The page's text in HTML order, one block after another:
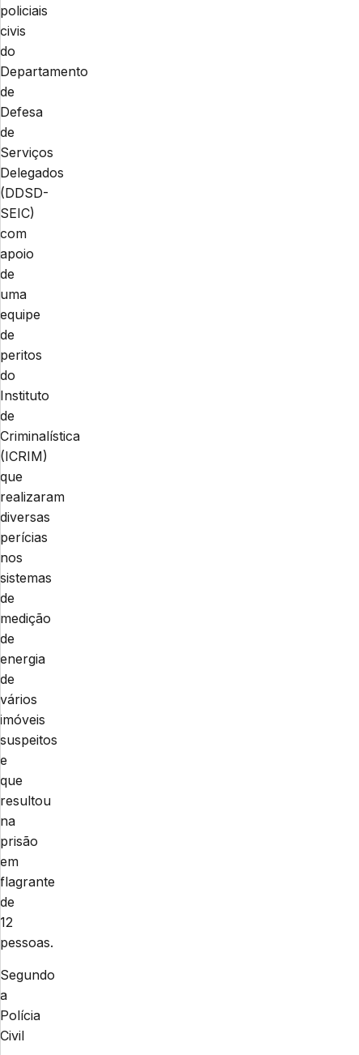
policiais
civis
do
Departamento
de
Defesa
de
Serviços
Delegados
(DDSD-
SEIC)
com
apoio
de
uma
equipe
de
peritos
do
Instituto
de
Criminalística
(ICRIM)
que
realizaram
diversas
perícias
nos
sistemas
de
medição
de
energia
de
vários
imóveis
suspeitos
e
que
resultou
na
prisão
em
flagrante
de
12
pessoas.
Segundo
a
Polícia
Civil